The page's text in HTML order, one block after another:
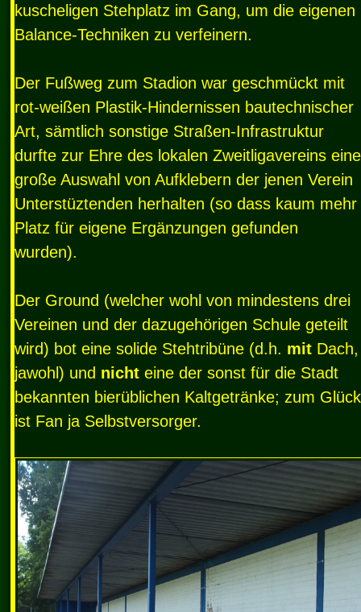
kuscheligen Stehplatz im Gang, um die eigenen
Balance-Techniken zu verfeinern.
Der Fußweg zum Stadion war geschmückt mit
rot-weißen Plastik-Hindernissen bautechnischer
Art, sämtlich sonstige Straßen-Infrastruktur
durfte zur Ehre des lokalen Zweitligavereins eine
große Auswahl von Aufklebern der jenen Verein
Unterstüztenden herhalten (so dass kaum mehr
Platz für eigene Ergänzungen gefunden
wurden).
Der Ground (welcher wohl von mindestens drei
Vereinen und der dazugehörigen Schule geteilt
wird) bot eine solide Stehtribüne (d.h. mit Dach,
jawohl) und nicht eine der sonst für die Stadt
bekannten bierüblichen Kaltgetränke; zum Glück
ist Fan ja Selbstversorger.